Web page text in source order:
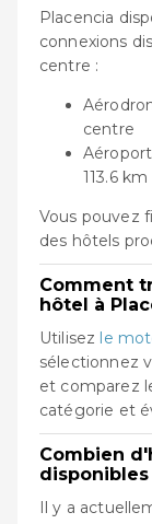
Placencia
connexions
centre :
centre
113.6
Vous pouvez
des hôtels
Comment
hôtel à
Utilisez le
sélectionnez
et comparez
catégorie et
Combien
disponibles
Il y a